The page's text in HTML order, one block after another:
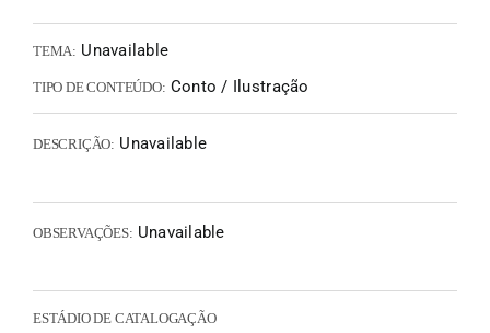
TEMA: Unavailable
TIPO DE CONTEÚDO: Conto / Ilustração
DESCRIÇÃO: Unavailable
OBSERVAÇÕES: Unavailable
ESTÁDIO DE CATALOGAÇÃO